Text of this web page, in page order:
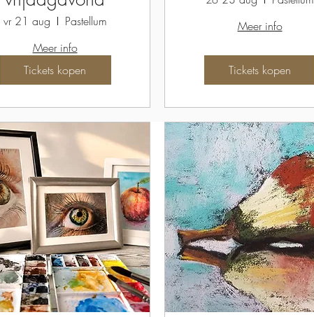
vr 21 aug
Pastellum
Meer info
Tickets kopen
Meer info
Tickets kopen